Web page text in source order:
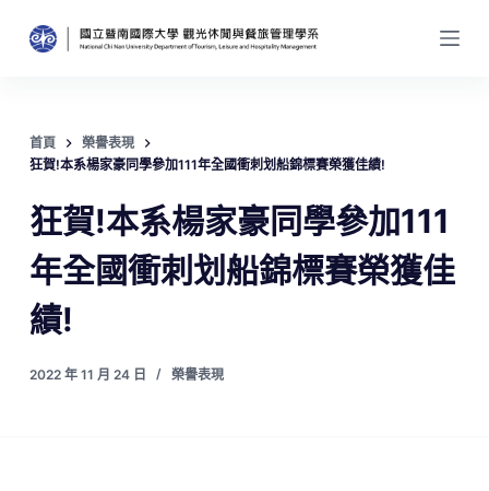
跳
至
內
容
首頁
榮譽表現
狂賀!本系楊家豪同學參加111年全國衝刺划船錦標賽榮獲佳績!
狂賀!本系楊家豪同學參加111
年全國衝刺划船錦標賽榮獲佳
績!
2022 年 11 月 24 日 榮譽表現